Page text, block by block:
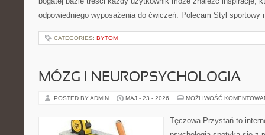
odpowiedniego wyposażenia do ćwiczeń. Polecam Styl
CATEGORIES: BYTOM
MÓZG I NEUROPSYCHOLOGIA
POSTED BY ADMIN MAJ - 23 - 2026 MOŻLIWOŚĆ
Tęczowa Przystań to